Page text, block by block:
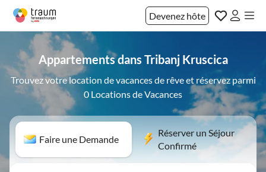
Devenez hôte
Appartements dans Tribanj Kruscica
Trouvez votre location de vacances de rêve et réservez parmi
0 Locations de Vacances
Faire une Demande
Réserver un Séjour
Confirmé